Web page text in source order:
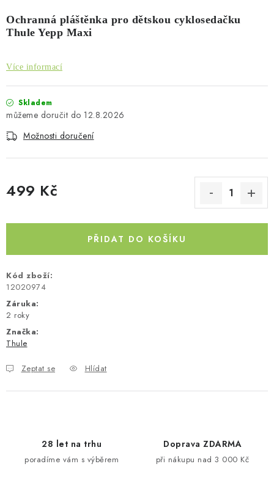
AUTOSTANY
CESTOVNÍ ZAVAZADLA
DÁRKOVÉ POUKAZY
Kontakty O nás Doprava a platba
Moje objednávka
Napište nám
Reklamace
Ochranná pláštěnka pro dětskou cyklosedačku
Thule Yepp Maxi
Více informací
Skladem
12.8.2026
Možnosti doručení
499 Kč
PŘIDAT DO KOŠÍKU
Kód zboží:
12020974
Záruka:
2 roky
Značka:
Thule
Zeptat se Hlídat
28 let na trhu
poradíme vám s výběrem
Doprava ZDARMA
při nákupu nad 3 000 Kč